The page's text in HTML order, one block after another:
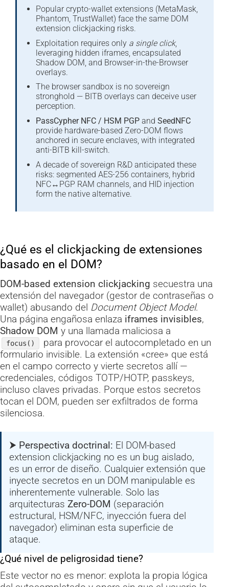
Popular crypto-wallet extensions (MetaMask,
Phantom, TrustWallet) face the same DOM
extension clickjacking risks.
Exploitation requires only a single click,
leveraging hidden iframes, encapsulated
Shadow DOM, and Browser-in-the-Browser
overlays.
The browser sandbox is no sovereign
stronghold — BITB overlays can deceive user
perception.
PassCypher NFC / HSM PGPand SeedNFC
provide hardware-based Zero-DOM flows
anchored in secure enclaves, with integrated
anti-BITB kill-switch.
A decade of sovereign R&D anticipated these
risks: segmented AES-256 containers, hybrid
NFC↔PGP RAM channels, and HID injection
form the native alternative.
¿Qué es el clickjacking de extensiones
basado en el DOM?
DOM-based extension clickjacking secuestra una
extensión del navegador (gestor de contraseñas o
wallet) abusando del Document Object Model.
Una página engañosa enlaza iframes invisibles,
Shadow DOM y una llamada maliciosa a
focus()
para provocar el autocompletado en un
formulario invisible. La extensión «cree» que está
en el campo correcto y vierte secretos allí —
credenciales, códigos TOTP/HOTP, passkeys,
incluso claves privadas. Porque estos secretos
tocan el DOM, pueden ser exfiltrados de forma
silenciosa.
⮞ Perspectiva doctrinal: El DOM-based
extension clickjacking no es un bug aislado,
es un error de diseño. Cualquier extensión que
inyecte secretos en un DOM manipulable es
inherentemente vulnerable. Solo las
arquitecturasZero-DOM (separación
estructural, HSM/NFC, inyección fuera del
navegador) eliminan esta superficie de
ataque.
¿Qué nivel de peligrosidad tiene?
Este vector no es menor: explota la propia lógica